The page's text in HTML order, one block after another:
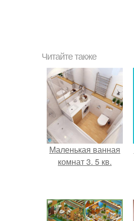
Читайте также
Маленькая ванная
комнат 3. 5 кв.